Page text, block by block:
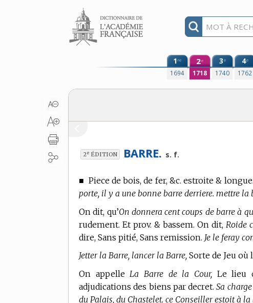
Aller au contenu
1re
1694
2e
1718
3e
1740
4e
1762
2e ÉDITION BARRE. s. f.
■ Piece de bois, de fer, &c. estroite & longue.
porte, il y a une bonne barre derriere. mettre la
On dit, qu’On donnera cent coups de barre à
rudement. Et prov. & bassem. On dit, Roide
dire, Sans pitié, Sans remission. Je le feray
Jetter la Barre, lancer la Barre, Sorte de Jeu où
On appelle La Barre de la Cour,Le lieu
adjudications des biens par decret.Sa
du Palais, du Chastelet. ce Conseiller estoit à la